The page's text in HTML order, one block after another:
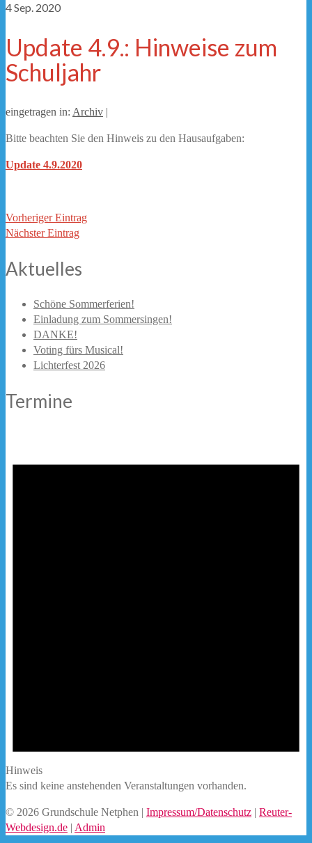
4Sep. 2020
Update 4.9.: Hinweise zum
Schuljahr
eingetragen in: Archiv |
Bitte beachten Sie den Hinweis zu den Hausaufgaben:
Update 4.9.2020
Vorheriger Eintrag
Nächster Eintrag
Aktuelles
Schöne Sommerferien!
Einladung zum Sommersingen!
DANKE!
Voting fürs Musical!
Lichterfest 2026
Termine
Hinweis
Es sind keine anstehenden Veranstaltungen vorhanden.
© 2026 Grundschule Netphen | Impressum/Datenschutz | Reuter-
Webdesign.de | Admin